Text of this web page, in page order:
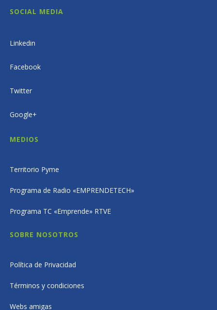
SOCIAL MEDIA
Linkedin
Facebook
Twitter
Google+
MEDIOS
Territorio Pyme
Programa de Radio «EMPRENDETECH»
Programa TC «Emprende» RTVE
SOBRE NOSOTROS
Política de Privacidad
Términos y condiciones
Webs amigas